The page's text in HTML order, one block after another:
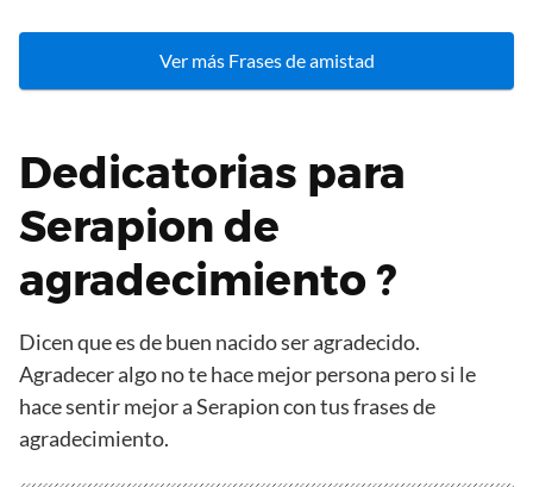
Ver más Frases de amistad
Dedicatorias para
Serapion de
agradecimiento ?
Dicen que es de buen nacido ser agradecido.
Agradecer algo no te hace mejor persona pero si le
hace sentir mejor a Serapion con tus frases de
agradecimiento.